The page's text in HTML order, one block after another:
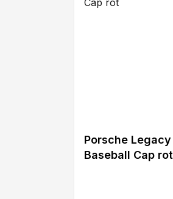
Porsche Legacy
Baseball Cap rot